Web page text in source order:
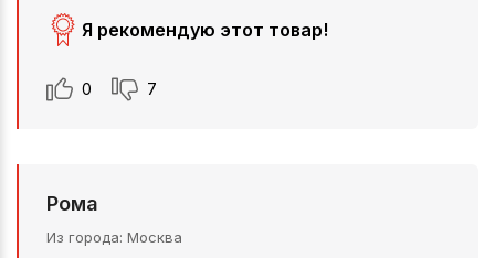
Я рекомендую этот товар!
0 7
Рома
Из города Москва